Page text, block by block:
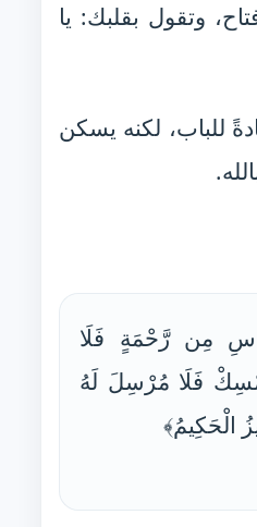
وتقول بقلبك: يا
للباب، لكنه يسكن
مِن رَّحْمَةٍ فَلَا
فَلَا مُرْسِلَ لَهُ
الْحَكِيمُ﴾